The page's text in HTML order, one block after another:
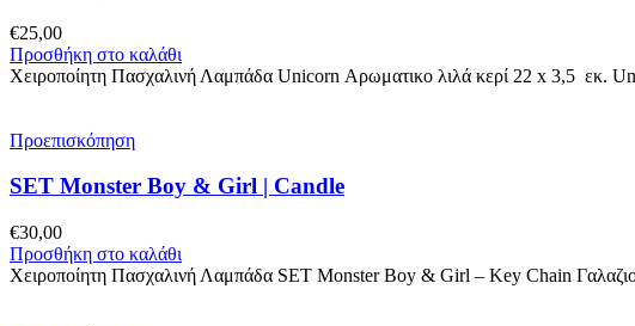
€25,00
Προσθήκη στο καλάθι
Χειροποίητη Πασχαλινή Λαμπάδα Unicorn Αρωματικο λιλά κερί 22 x 3,5 εκ.
Προεπισκόπηση
SET Monster Boy & Girl | Candle
€30,00
Προσθήκη στο καλάθι
Χειροποίητη Πασχαλινή Λαμπάδα SET Monster Boy & Girl – Key Chain